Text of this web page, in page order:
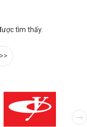
tìm thấy.
>>